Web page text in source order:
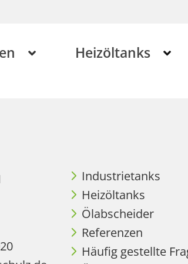
Heizöltanks
Industrietanks
Heizöltanks
Ölabscheider
Referenzen
Häufig gestellte